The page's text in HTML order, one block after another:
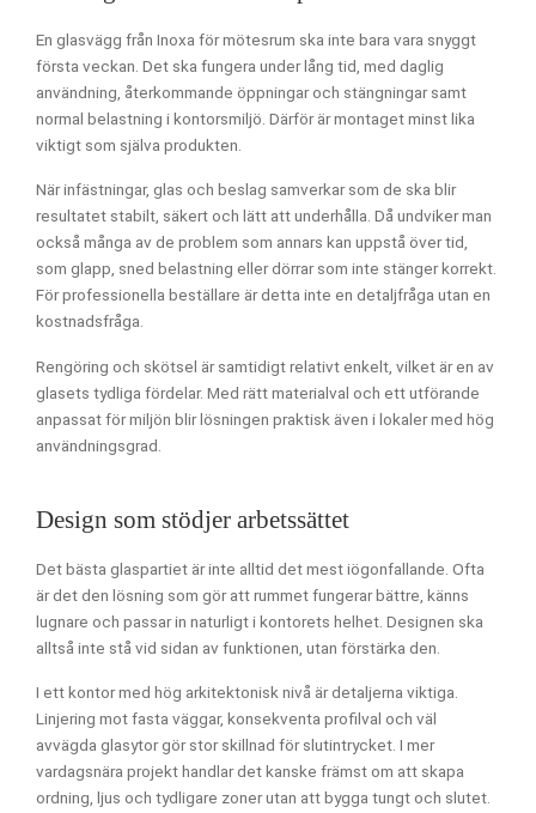
En glasvägg från Inoxa för mötesrum ska inte bara vara snyggt
första veckan. Det ska fungera under lång tid, med daglig
användning, återkommande öppningar och stängningar samt
normal belastning i kontorsmiljö. Därför är montaget minst lika
viktigt som själva produkten.
När infästningar, glas och beslag samverkar som de ska blir
resultatet stabilt, säkert och lätt att underhålla. Då undviker man
också många av de problem som annars kan uppstå över tid,
som glapp, sned belastning eller dörrar som inte stänger korrekt.
För professionella beställare är detta inte en detaljfråga utan en
kostnadsfråga.
Rengöring och skötsel är samtidigt relativt enkelt, vilket är en av
glasets tydliga fördelar. Med rätt materialval och ett utförande
anpassat för miljön blir lösningen praktisk även i lokaler med hög
användningsgrad.
Design som stödjer arbetssättet
Det bästa glaspartiet är inte alltid det mest iögonfallande. Ofta
är det den lösning som gör att rummet fungerar bättre, känns
lugnare och passar in naturligt i kontorets helhet. Designen ska
alltså inte stå vid sidan av funktionen, utan förstärka den.
I ett kontor med hög arkitektonisk nivå är detaljerna viktiga.
Linjering mot fasta väggar, konsekventa profilval och väl
avvägda glasytor gör stor skillnad för slutintrycket. I mer
vardagsnära projekt handlar det kanske främst om att skapa
ordning, ljus och tydligare zoner utan att bygga tungt och slutet.